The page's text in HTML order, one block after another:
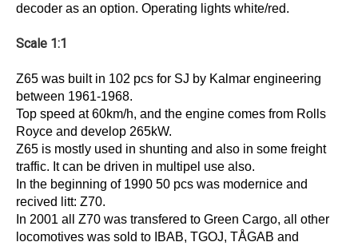
decoder as an option. Operating lights white/red.
Scale 1:1
Z65 was built in 102 pcs for SJ by Kalmar engineering
between 1961-1968.
Top speed at 60km/h, and the engine comes from Rolls
Royce and develop 265kW.
Z65 is mostly used in shunting and also in some freight
traffic. It can be driven in multipel use also.
In the beginning of 1990 50 pcs was modernice and
recived litt: Z70.
In 2001 all Z70 was transfered to Green Cargo, all other
locomotives was sold to IBAB, TGOJ, TÅGAB and